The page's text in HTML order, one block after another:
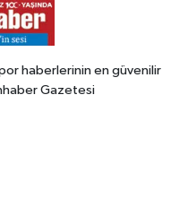
haberlerinin en güvenilir
Gazetesi